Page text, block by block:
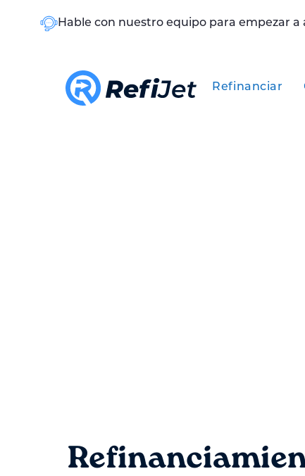
Hable con nuestro equipo para empezar a
Refinanciar